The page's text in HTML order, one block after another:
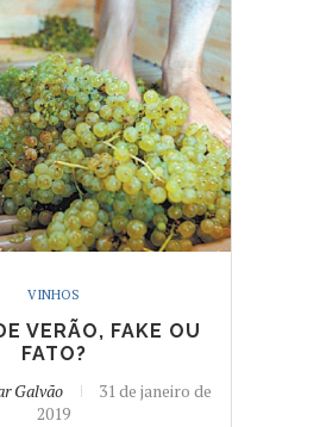
VINHOS
VERÃO, FAKE OU
FATO?
Galvão
31 de janeiro de
2019